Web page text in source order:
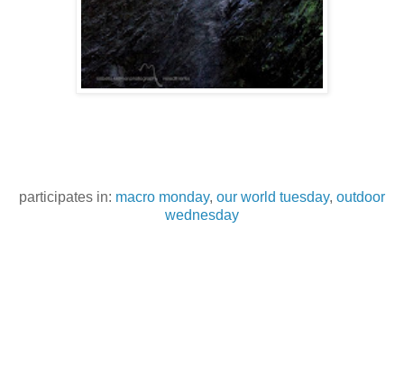
participates in: macro monday, our world tuesday, outdoor
wednesday